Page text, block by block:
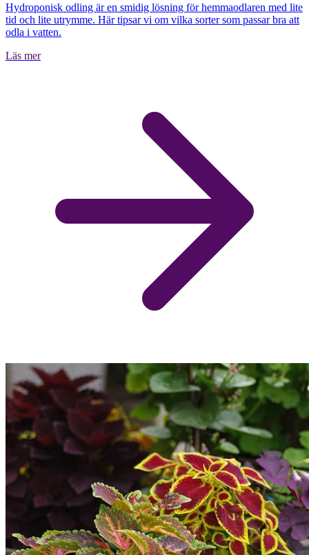
Hydroponisk odling är en smidig lösning för hemmaodlaren med lite
tid och lite utrymme. Här tipsar vi om vilka sorter som passar bra att
odla i vatten.
Läs mer